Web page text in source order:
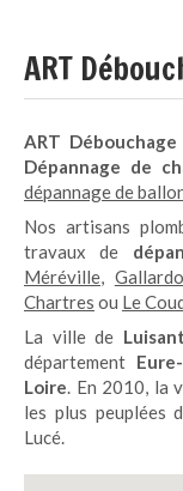
ART
ART Débouchage
Dépannage de
dépannage de
Nos artisans
travaux de
Méréville,
Chartres ou Le
La ville de Luisant
département
Loire. En 2010, la
les plus peuplées
Lucé.